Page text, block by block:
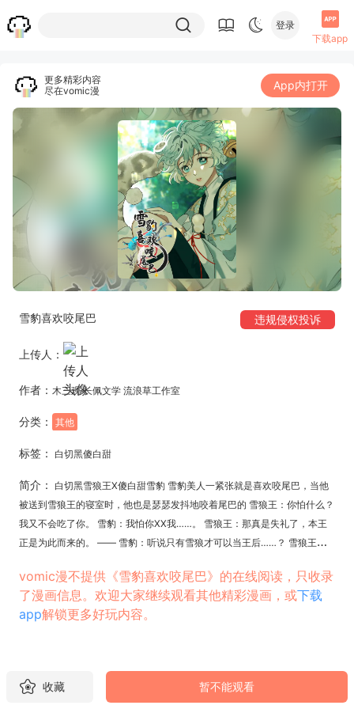
登录
下载app
更多精彩内容
尽在vomic漫
App内打开
雪豹喜欢咬尾巴 违规侵权投诉
上传人：
作者： 木三观 长佩文学 流浪草工作室
分类： 其他
标签： 白切黑傻白甜
简介：
白切黑雪狼王X傻白甜雪豹 雪豹美人一紧张就是喜欢咬尾巴，当他
被送到雪狼王的寝室时，他也是瑟瑟发抖地咬着尾巴的 雪狼王：你怕什么？
我又不会吃了你。 雪豹：我怕你XX我……。 雪狼王：那真是失礼了，本王
正是为此而来的。 —— 雪豹：听说只有雪狼才可以当王后……？ 雪狼王：
雪豹是雪狼的一种 ——— 架空背景的跨物种妖怪的爱情故事。
vomic漫不提供《雪豹喜欢咬尾巴》的在线阅读，只收录
了漫画信息。欢迎大家继续观看其他精彩漫画，或下载
app解锁更多好玩内容。
收藏 暂不能观看